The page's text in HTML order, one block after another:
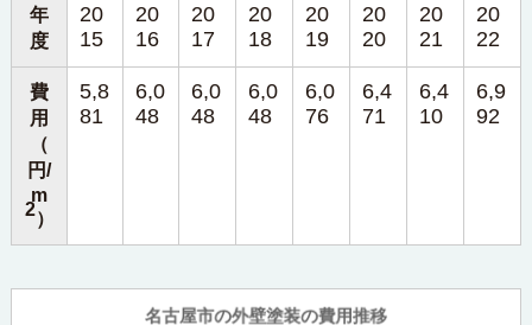
年
度
20
15
20
16
20
17
20
18
20
19
20
20
20
21
20
22
費
用
（
円/
m
2）
5,8
81
6,0
48
6,0
48
6,0
48
6,0
76
6,4
71
6,4
10
6,9
92